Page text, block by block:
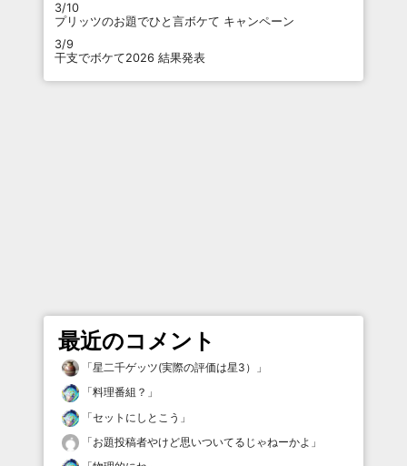
3/10
プリッツのお題でひと言ボケて キャンペーン
3/9
干支でボケて2026 結果発表
最近のコメント
「星二千ゲッツ(実際の評価は星3）
」
「料理番組？ 」
「セットにしとこう 」
「お題投稿者やけど思いついてるじゃねーかよ 」